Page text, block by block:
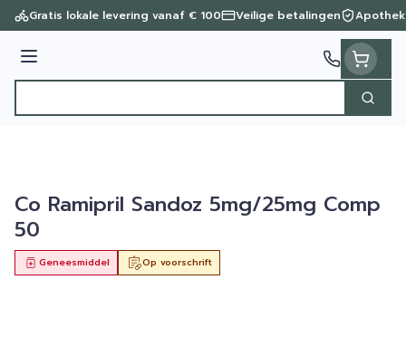
Ga naar de inhoud
Gratis lokale levering vanaf € 100 Veilige betalingen
Menu
Zoek
Co Ramipril Sandoz 5mg/25mg Comp
50
Op voorschrift
Geneesmiddel